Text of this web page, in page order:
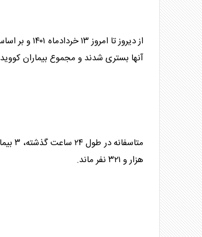
آنها بستری شدند و مجموع بیماران کووید۱۹ در کشور به ۷ میلیون و ۲۳۲ هزار و ۶۱۴ نفر رسید.
هزار و ۳۲۱ نفر ماند.